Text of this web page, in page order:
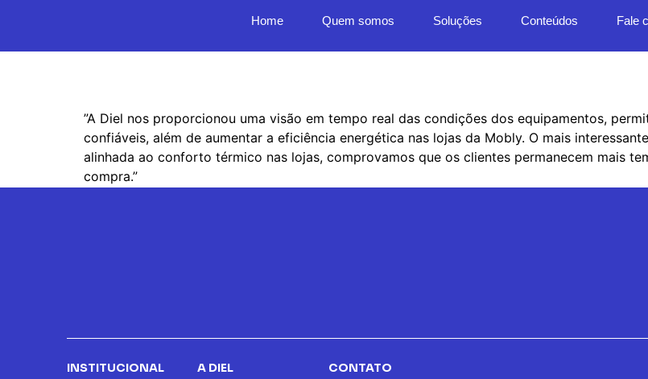
Home Quem somos Soluções Conteúdos Fale
”A Diel nos proporcionou uma visão em tempo real das condições dos equipamentos,
confiáveis, além de aumentar a eficiência energética nas lojas da Mobly. O mais
alinhada ao conforto térmico nas lojas, comprovamos que os clientes permanecem mais
compra.”
INSTITUCIONAL A DIEL CONTATO